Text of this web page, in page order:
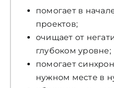
помогает в
проектов;
очищает от
глубоком уровне;
помогает
нужном месте в